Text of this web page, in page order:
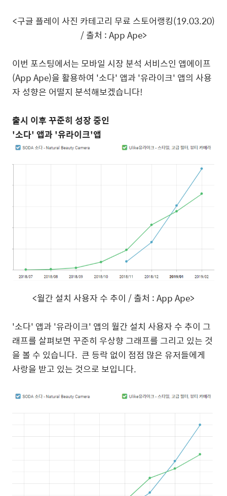
<구글 플레이 사진 카테고리 무료 스토어랭킹(19.03.20)
/출처 : App Ape>
이번 포스팅에서는 모바일 시장 분석 서비스인 앱에이프
(App Ape)을 활용하여 '소다' 앱과 '유라이크' 앱의 사용
자 성향은 어떨지 분석해보겠습니다!
출시 이후 꾸준히 성장 중인
'소다' 앱과'유라이크'앱
<월간 설치 사용자 수 추이 /출처 : App Ape>
'소다' 앱과 '유라이크' 앱의 월간 설치 사용자 수 추이 그
래프를 살펴보면 꾸준히 우상향 그래프를 그리고 있는 것
을 볼 수 있습니다. 큰 등락 없이 점점 많은 유저들에게
사랑을 받고 있는 것으로 보입니다.